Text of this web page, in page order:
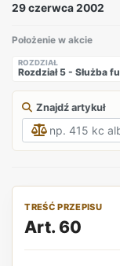
29 czerwca 2002
Położenie w akcie
ROZDZIAŁ
Rozdział 5 - Służba
Znajdź artykuł
TREŚĆ PRZEPISU
Art. 60